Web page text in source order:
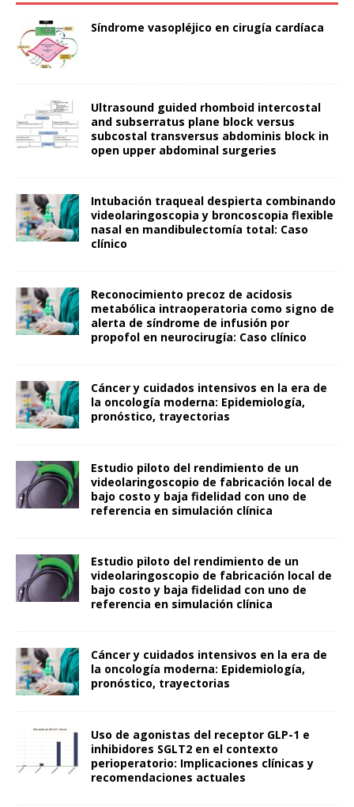
Síndrome vasopléjico en cirugía cardíaca
Ultrasound guided rhomboid intercostal
and subserratus plane block versus
subcostal transversus abdominis block in
open upper abdominal surgeries
Intubación traqueal despierta combinando
videolaringoscopia y broncoscopia flexible
nasal en mandibulectomía total: Caso
clínico
Reconocimiento precoz de acidosis
metabólica intraoperatoria como signo de
alerta de síndrome de infusión por
propofol en neurocirugía: Caso clínico
Cáncer y cuidados intensivos en la era de
la oncología moderna: Epidemiología,
pronóstico, trayectorias
Estudio piloto del rendimiento de un
videolaringoscopio de fabricación local de
bajo costo y baja fidelidad con uno de
referencia en simulación clínica
Estudio piloto del rendimiento de un
videolaringoscopio de fabricación local de
bajo costo y baja fidelidad con uno de
referencia en simulación clínica
Cáncer y cuidados intensivos en la era de
la oncología moderna: Epidemiología,
pronóstico, trayectorias
Uso de agonistas del receptor GLP-1 e
inhibidores SGLT2 en el contexto
perioperatorio: Implicaciones clínicas y
recomendaciones actuales